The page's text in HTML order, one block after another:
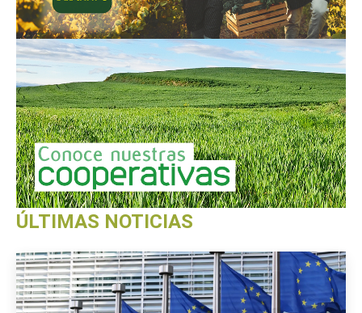
ÚLTIMAS NOTICIAS